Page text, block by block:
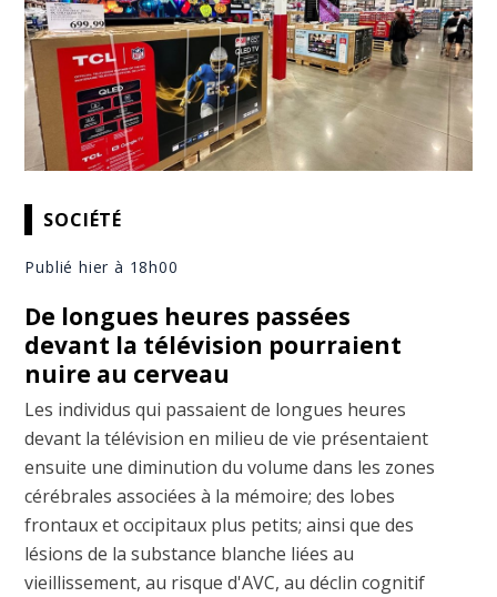
SOCIÉTÉ
Publié hier à 18h00
De longues heures passées
devant la télévision pourraient
nuire au cerveau
Les individus qui passaient de longues heures
devant la télévision en milieu de vie présentaient
ensuite une diminution du volume dans les zones
cérébrales associées à la mémoire; des lobes
frontaux et occipitaux plus petits; ainsi que des
lésions de la substance blanche liées au
vieillissement, au risque d'AVC, au déclin cognitif